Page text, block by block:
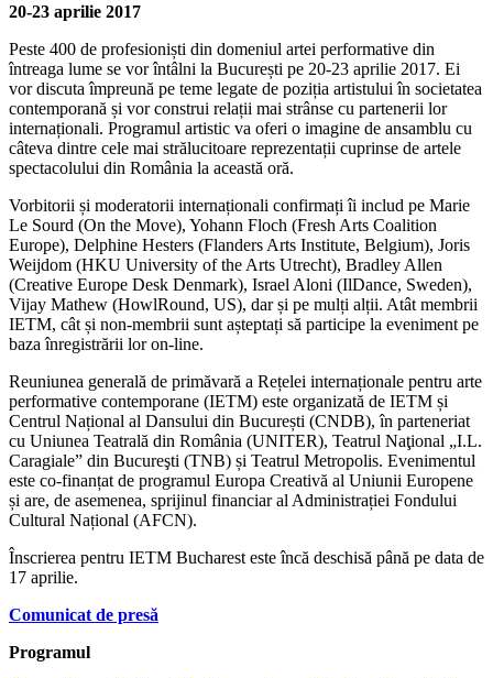
20-23 aprilie 2017
Peste 400 de profesioniști din domeniul artei performative din
întreaga lume se vor întâlni la București pe 20-23 aprilie 2017. Ei
vor discuta împreună pe teme legate de poziția artistului în societatea
contemporană și vor construi relații mai strânse cu partenerii lor
internaționali. Programul artistic va oferi o imagine de ansamblu cu
câteva dintre cele mai strălucitoare reprezentații cuprinse de artele
spectacolului din România la această oră.
Vorbitorii și moderatorii internaționali confirmați îi includ pe Marie
Le Sourd (On the Move), Yohann Floch (Fresh Arts Coalition
Europe), Delphine Hesters (Flanders Arts Institute, Belgium), Joris
Weijdom (HKU University of the Arts Utrecht), Bradley Allen
(Creative Europe Desk Denmark), Israel Aloni (IlDance, Sweden),
Vijay Mathew (HowlRound, US), dar și pe mulți alții. Atât membrii
IETM, cât și non-membrii sunt așteptați să participe la eveniment pe
baza înregistrării lor on-line.
Reuniunea generală de primăvară a Rețelei internaționale pentru arte
performative contemporane (IETM) este organizată de IETM și
Centrul Național al Dansului din București (CNDB), în parteneriat
cu Uniunea Teatrală din România (UNITER), Teatrul Naţional „I.L.
Caragiale” din Bucureşti (TNB) și Teatrul Metropolis. Evenimentul
este co-finanțat de programul Europa Creativă al Uniunii Europene
și are, de asemenea, sprijinul financiar al Administrației Fondului
Cultural Național (AFCN).
Înscrierea pentru IETM Bucharest este încă deschisă până pe data de
17 aprilie.
Comunicat de presă
Programul